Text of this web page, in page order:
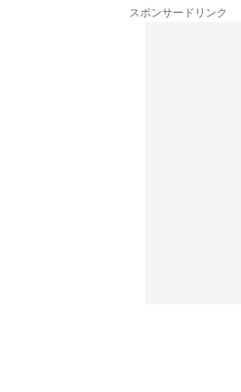
スポンサードリンク